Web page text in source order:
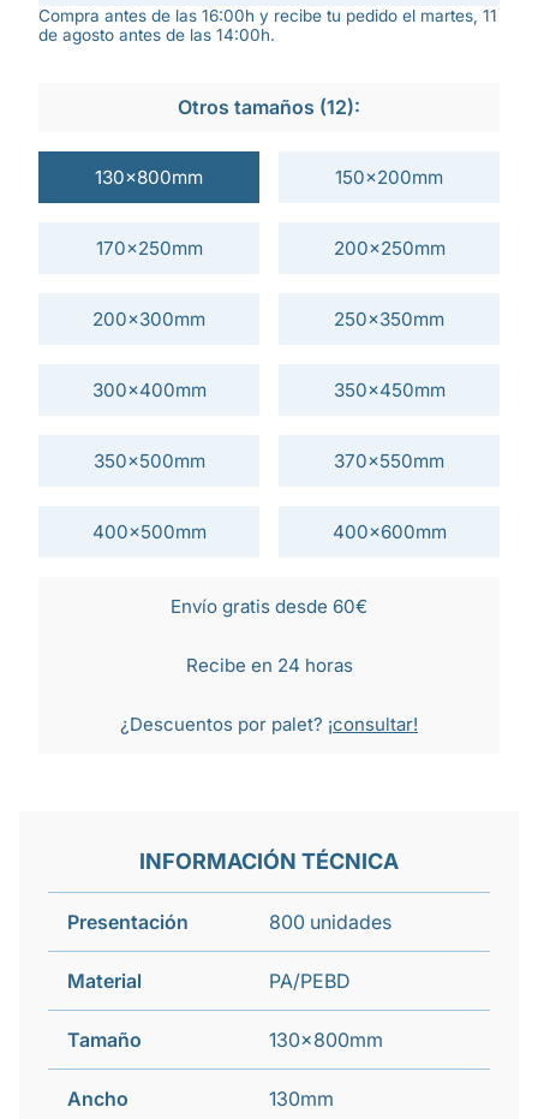
Compra antes de las 16:00h y recibe tu pedido el martes, 11
de agosto antes de las 14:00h.
Otros tamaños (12):
130x800mm 150x200mm
170x250mm 200x250mm
200x300mm 250x350mm
300x400mm 350x450mm
350x500mm 370x550mm
400x500mm 400x600mm
Envío gratis desde 60€
Recibe en 24 horas
¿Descuentos por palet? ¡consultar!
INFORMACIÓN TÉCNICA
Presentación 800 unidades
Material PA/PEBD
Tamaño 130x800mm
Ancho 130mm